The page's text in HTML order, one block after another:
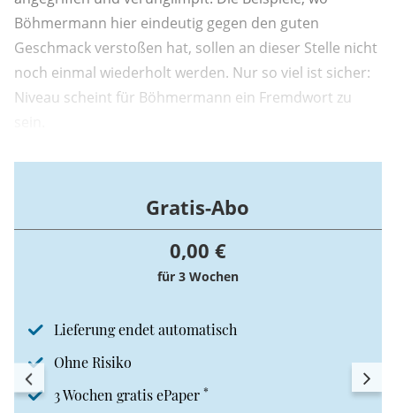
Böhmermann hier eindeutig gegen den guten
Geschmack verstoßen hat, sollen an dieser Stelle nicht
noch einmal wiederholt werden. Nur so viel ist sicher:
Niveau scheint für Böhmermann ein Fremdwort zu
Gratis-Abo
0,00 €
für 3 Wochen
Lieferung endet automatisch
Ohne Risiko
3 Wochen gratis ePaper *